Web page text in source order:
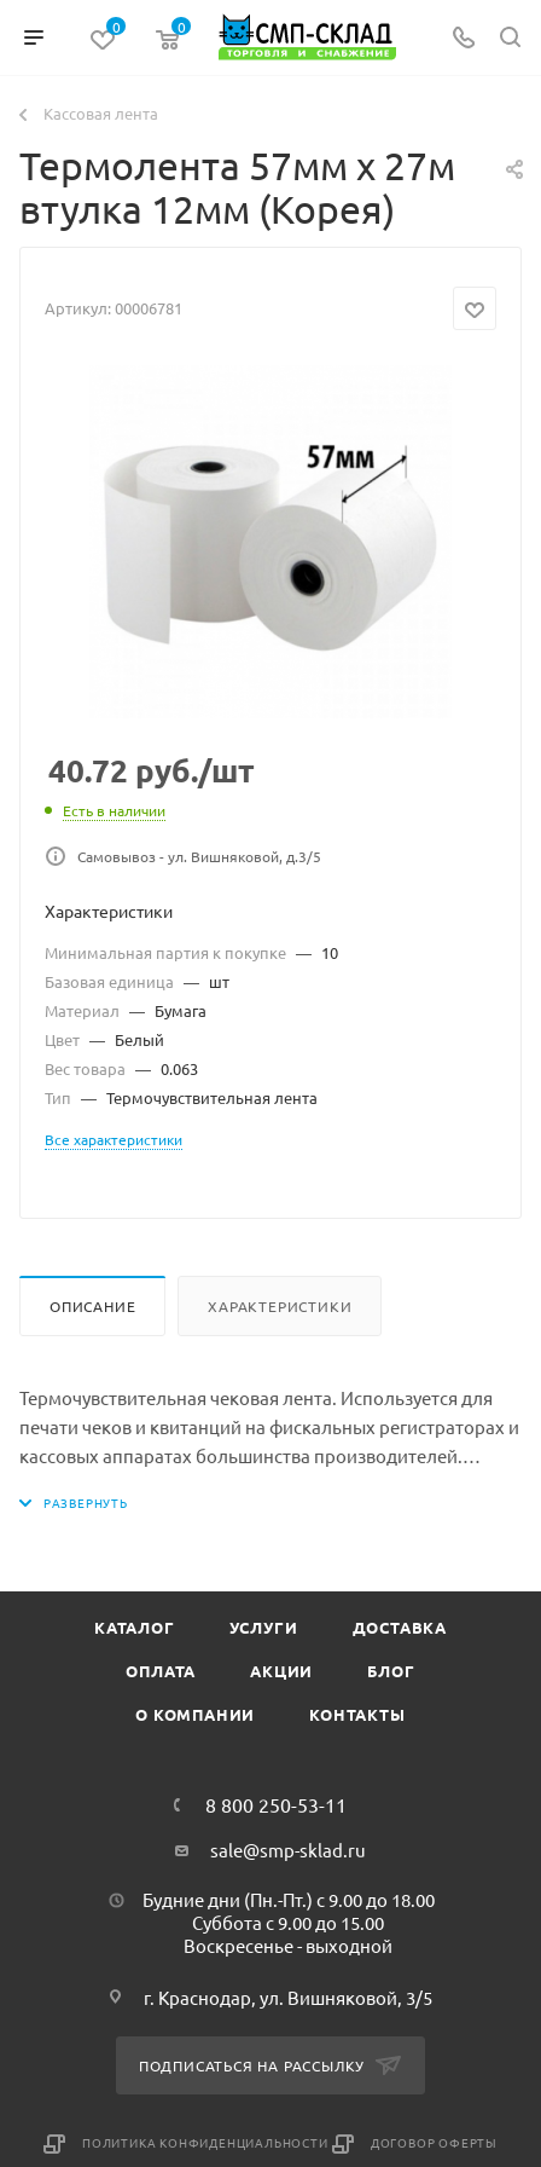
0 0
Кассовая лента
Термолента 57мм х 27м
втулка 12мм (Корея)
Артикул:00006781
40.72 руб./шт
Есть в наличии
Самовывоз - ул. Вишняковой, д.3/5
Характеристики
Минимальная партия к покупке — 10
Базовая единица — шт
Материал — Бумага
Цвет — Белый
Вес товара — 0.063
Тип — Термочувствительная лента
Все характеристики
ОПИСАНИЕ ХАРАКТЕРИСТИКИ
Термочувствительная чековая лента. Используется для
печати чеков и квитанций на фискальных регистраторах и
кассовых аппаратах большинства производителей.
Длина намотки: 27 м
Минимальная покупка : 10 шт
КАТАЛОГ УСЛУГИ ДОСТАВКА
ОПЛАТА АКЦИИ БЛОГ
О КОМПАНИИ КОНТАКТЫ
8 800 250-53-11
sale@smp-sklad.ru
Будние дни (Пн.-Пт.) с 9.00 до 18.00
Суббота с 9.00 до 15.00
Воскресенье - выходной
г. Краснодар, ул. Вишняковой, 3/5
ПОДПИСАТЬСЯ НА РАССЫЛКУ
ПОЛИТИКА КОНФИДЕНЦИАЛЬНОСТИ ДОГОВОР ОФЕРТЫ